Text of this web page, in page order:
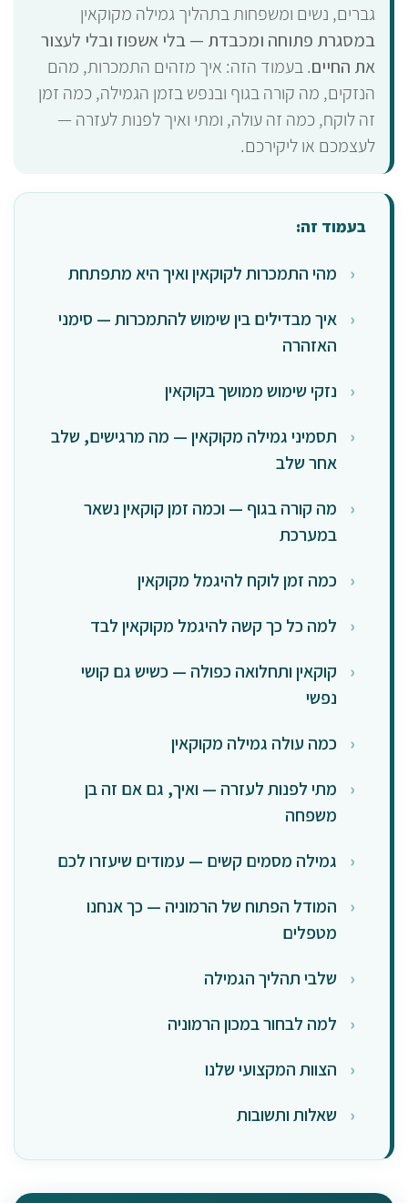
גברים, נשים ומשפחות בתהליך גמילה מקוקאין
במסגרת פתוחה ומכבדת — בלי אשפוז ובלי לעצור
את החיים. בעמוד הזה: איך מזהים התמכרות, מהם
הנזקים, מה קורה בגוף ובנפש בזמן הגמילה, כמה זמן
זה לוקח, כמה זה עולה, ומתי ואיך לפנות לעזרה —
לעצמכם או ליקירכם.
בעמוד זה:
מהי התמכרות לקוקאין ואיך היא מתפתחת
איך מבדילים בין שימוש להתמכרות — סימני
האזהרה
נזקי שימוש ממושך בקוקאין
תסמיני גמילה מקוקאין — מה מרגישים, שלב
אחר שלב
מה קורה בגוף — וכמה זמן קוקאין נשאר
במערכת
כמה זמן לוקח להיגמל מקוקאין
למה כל כך קשה להיגמל מקוקאין לבד
קוקאין ותחלואה כפולה — כשיש גם קושי
נפשי
כמה עולה גמילה מקוקאין
מתי לפנות לעזרה — ואיך, גם אם זה בן
משפחה
גמילה מסמים קשים — עמודים שיעזרו לכם
המודל הפתוח של הרמוניה — כך אנחנו
מטפלים
שלבי תהליך הגמילה
למה לבחור במכון הרמוניה
הצוות המקצועי שלנו
שאלות ותשובות